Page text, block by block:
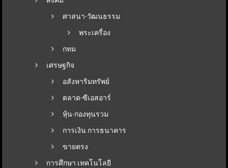
ศาสนา-วัฒนธรรม
พระเครื่อง
กทม
เศรษฐกิจ
อสังหาริมทรัพย์
ตลาด-ซีเอสอาร์
หุ้น-กองทุนรวม
การเงิน การธนาคาร
ขายตรง
การศึกษา เทคโนโลยี